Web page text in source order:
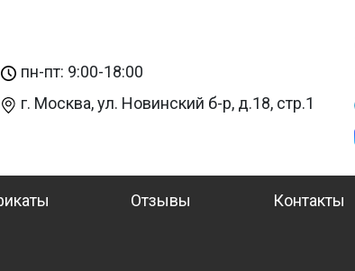
пн-пт: 9:00-18:00
г. Москва, ул. Новинский б-р, д.18, стр.1
Отзывы Контакты